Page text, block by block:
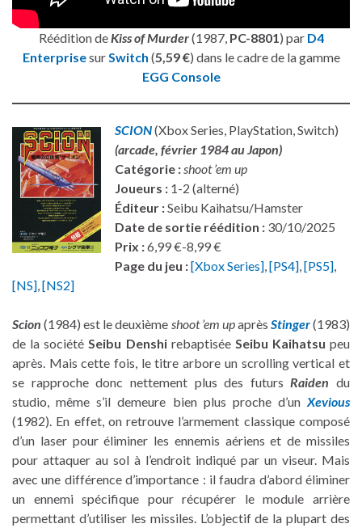
Réédition de Kiss of Murder(1987, PC-8801 ) par D4
Enterprisesur Switch (5,59 €) dans le cadre de la gamme
EGG Console
SCION(Xbox Series, PlayStation, Switch)
(arcade, février 1984 au Japon)
Catégorie : shoot ’em up
Joueurs : 1-2 (alterné)
Éditeur :Seibu Kaihatsu/Hamster
Date de sortie réédition : 30/10/2025
Prix :6,99 €-8,99 €
Page du jeu :[Xbox Series] [PS4] [PS5]
[NS] [NS2]
Scion (1984) est le deuxième shoot ’em upaprès Stinger(1983)
de la société Seibu Denshirebaptisée Seibu Kaihatsu peu
après. Mais cette fois, le titre arbore un scrolling vertical et
se rapproche donc nettement plus des futurs Raiden du
studio, même s’il demeure bien plus proche d’un Xevious
(1982). En effet, on retrouve l’armement classique composé
d’un laser pour éliminer les ennemis aériens et de missiles
pour attaquer au sol à l’endroit indiqué par un viseur. Mais
avec une différence d’importance : il faudra d’abord éliminer
un ennemi spécifique pour récupérer le module arrière
permettant d’utiliser les missiles. L’objectif de la plupart des